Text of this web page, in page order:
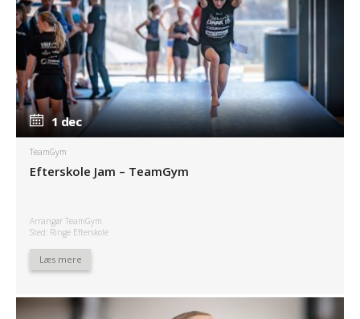
1 dec
1 dec
TeamGym
Efterskole Jam – TeamGym
Arrangør TeamGym
Sted: Ringe Efterskole
Læs mere